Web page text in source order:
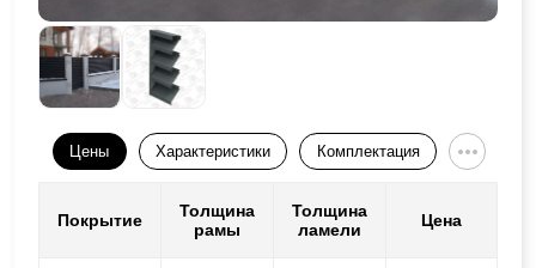
Цены Характеристики Комплектация
Покрытие
Толщина
рамы
Толщина
ламели
Цена